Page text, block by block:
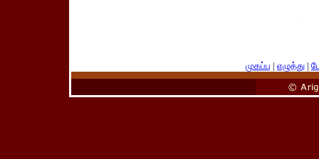
முகப்பு | எழுத்து |